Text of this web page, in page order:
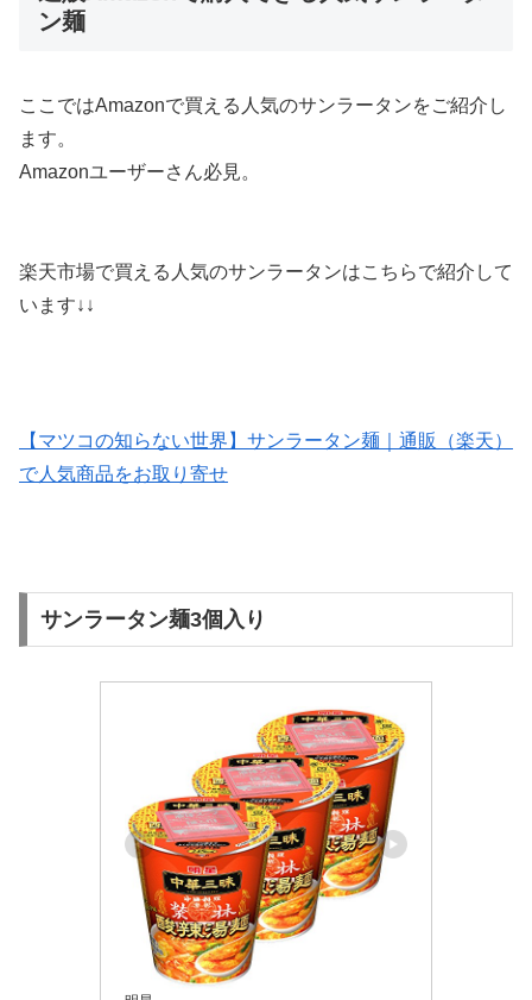
ン麺
ここではAmazonで買える人気のサンラータンをご紹介し
ます。
Amazonユーザーさん必見。
楽天市場で買える人気のサンラータンはこちらで紹介して
います↓↓
【マツコの知らない世界】サンラータン麺｜通販（楽天）
で人気商品をお取り寄せ
サンラータン麺3個入り